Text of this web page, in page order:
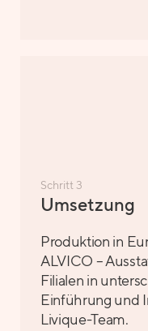
Schritt 3
Umsetzung
Produktion in
ALVICO –
Filialen in
Einführung und
Livique-Team.